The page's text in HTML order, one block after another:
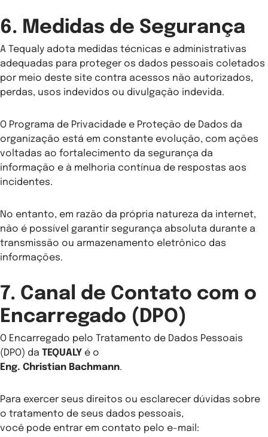
6. Medidas de Segurança
A Tequaly adota medidas técnicas e administrativas
adequadas para proteger os dados pessoais coletados
por meio deste site contra acessos não autorizados,
perdas, usos indevidos ou divulgação indevida.
O Programa de Privacidade e Proteção de Dados da
organização está em constante evolução, com ações
voltadas ao fortalecimento da segurança da
informação e à melhoria contínua de respostas aos
incidentes.
No entanto, em razão da própria natureza da internet,
não é possível garantir segurança absoluta durante a
transmissão ou armazenamento eletrônico das
informações.
7. Canal de Contato com o
Encarregado (DPO)
O Encarregado pelo Tratamento de Dados Pessoais
(DPO) da TEQUALY é o
Eng. Christian Bachmann.
Para exercer seus direitos ou esclarecer dúvidas sobre
o tratamento de seus dados pessoais,
você pode entrar em contato pelo e-mail: